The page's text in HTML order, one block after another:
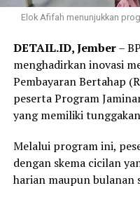
Elok Afifah menunjukkan
DETAIL.ID, Jember–
menghadirkan inovasi
Pembayaran Bertahap
peserta Program
yang memiliki
Melalui program ini,
dengan skema cicilan
harian maupun bulanan